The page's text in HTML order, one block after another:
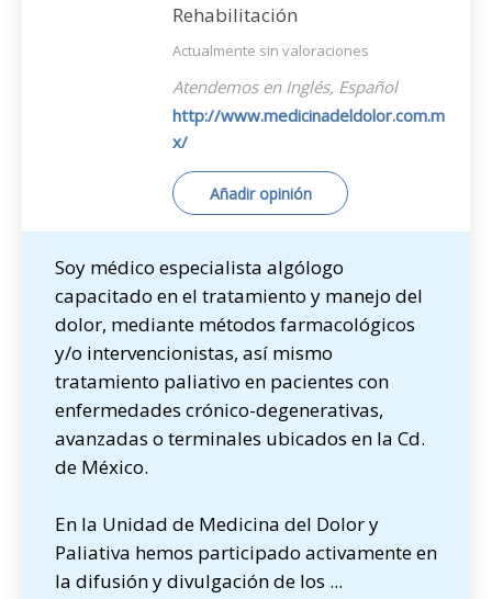
Rehabilitación
Actualmente sin valoraciones
Atendemos en Inglés, Español
http://www.medicinadeldolor.com.m
x/
Añadir opinión
Soy médico especialista algólogo
capacitado en el tratamiento y manejo del
dolor, mediante métodos farmacológicos
y/o intervencionistas, así mismo
tratamiento paliativo en pacientes con
enfermedades crónico-degenerativas,
avanzadas o terminales ubicados en la Cd.
de México.
En la Unidad de Medicina del Dolor y
Paliativa hemos participado activamente en
la difusión y divulgación de los ...